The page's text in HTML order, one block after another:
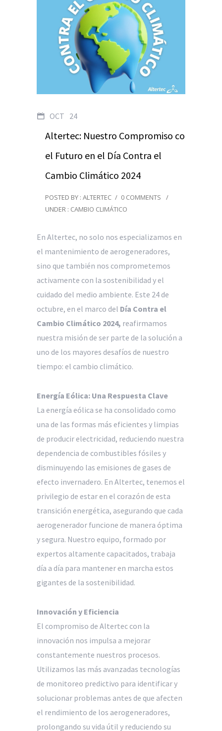
OCT 24
Altertec: Nuestro Compromiso con
el Futuro en el Día Contra el
Cambio Climático 2024
POSTED BY : ALTERTEC / 0 COMMENTS
/
UNDER : CAMBIO CLIMÁTICO
En Altertec, no solo nos especializamos en
el mantenimiento de aerogeneradores,
sino que también nos comprometemos
activamente con la sostenibilidad y el
cuidado del medio ambiente. Este 24 de
octubre, en el marco del Día Contra el
Cambio Climático 2024, reafirmamos
nuestra misión de ser parte de la solución a
uno de los mayores desafíos de nuestro
tiempo: el cambio climático.
Energía Eólica: Una Respuesta Clave
La energía eólica se ha consolidado como
una de las formas más eficientes y limpias
de producir electricidad, reduciendo nuestra
dependencia de combustibles fósiles y
disminuyendo las emisiones de gases de
efecto invernadero. En Altertec, tenemos el
privilegio de estar en el corazón de esta
transición energética, asegurando que cada
aerogenerador funcione de manera óptima
y segura. Nuestro equipo, formado por
expertos altamente capacitados, trabaja
día a día para mantener en marcha estos
gigantes de la sostenibilidad.
Innovación y Eficiencia
El compromiso de Altertec con la
innovación nos impulsa a mejorar
constantemente nuestros procesos.
Utilizamos las más avanzadas tecnologías
de monitoreo predictivo para identificar y
solucionar problemas antes de que afecten
el rendimiento de los aerogeneradores,
prolongando su vida útil y reduciendo su